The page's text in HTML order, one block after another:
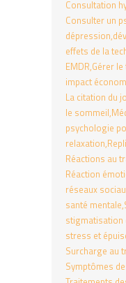
Consultation
Consulter un
dépression
effets de la
EMDR Gérer
impact
La citation du
le sommeil
psychologie
relaxation
Réactions au
Réaction
réseaux
santé mentale
stigmatisation
stress et
Surcharge au
Symptômes